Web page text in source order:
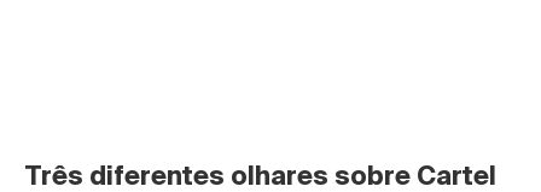
Três diferentes olhares sobre Cartel